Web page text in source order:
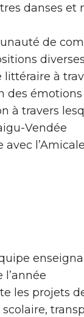
danses et
de
à
des
à travers
Vendée
avec
les projets